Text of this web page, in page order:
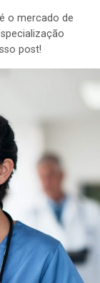
o mercado de
post!